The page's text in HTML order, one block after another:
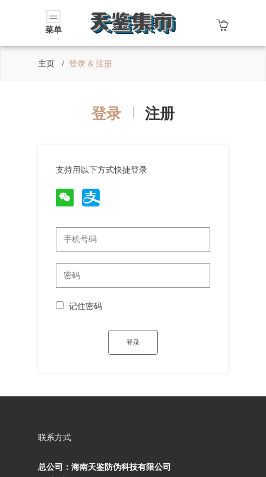
菜单
主页 登录 & 注册
登录 注册
支持用以下方式快捷登录
记住密码
联系方式
总公司：海南天鉴防伪科技有限公司